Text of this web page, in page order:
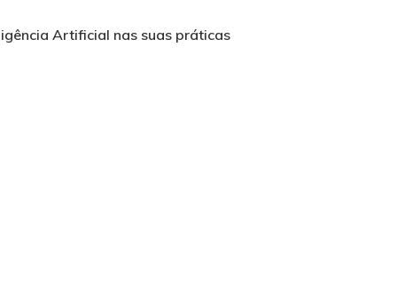
Artificial nas suas práticas